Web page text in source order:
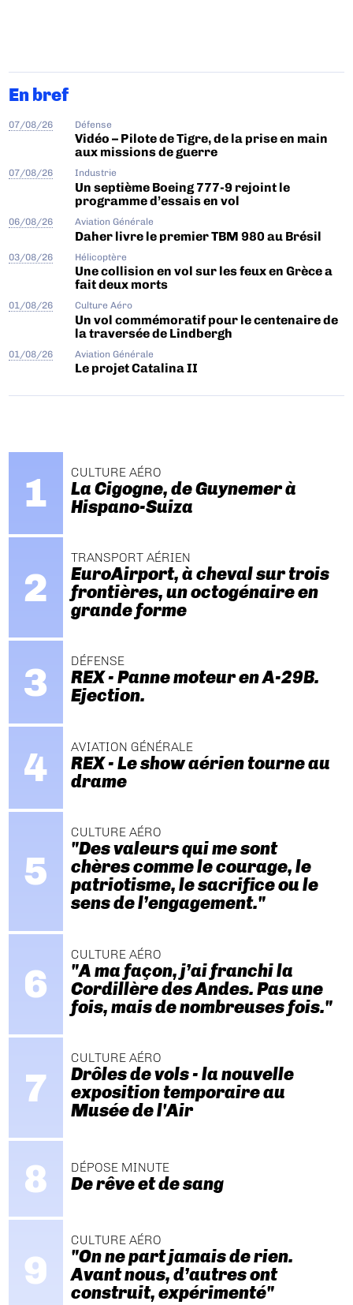
En bref
07/08/26 Défense
Vidéo – Pilote de Tigre, de la prise en main
aux missions de guerre
07/08/26 Industrie
Un septième Boeing 777-9 rejoint le
programme d’essais en vol
06/08/26 Aviation Générale
Daher livre le premier TBM 980 au Brésil
03/08/26 Hélicoptère
Une collision en vol sur les feux en Grèce a
fait deux morts
01/08/26 Culture Aéro
Un vol commémoratif pour le centenaire de
la traversée de Lindbergh
01/08/26 Aviation Générale
Le projet Catalina II
CULTURE AÉRO
La Cigogne, de Guynemer à
Hispano-Suiza
TRANSPORT AÉRIEN
EuroAirport, à cheval sur trois
frontières, un octogénaire en
grande forme
DÉFENSE
REX - Panne moteur en A-29B.
Ejection.
AVIATION GÉNÉRALE
REX - Le show aérien tourne au
drame
CULTURE AÉRO
"Des valeurs qui me sont
chères comme le courage, le
patriotisme, le sacrifice ou le
sens de l’engagement."
CULTURE AÉRO
"A ma façon, j’ai franchi la
Cordillère des Andes. Pas une
fois, mais de nombreuses fois."
CULTURE AÉRO
Drôles de vols - la nouvelle
exposition temporaire au
Musée de l'Air
DÉPOSE MINUTE
De rêve et de sang
CULTURE AÉRO
"On ne part jamais de rien.
Avant nous, d’autres ont
construit, expérimenté"